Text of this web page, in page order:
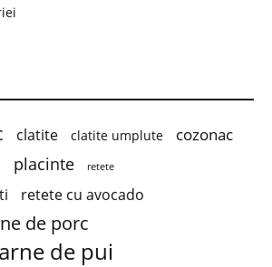
clatite clatite umplute
cozonac
placinte retete
retete cu avocado
de porc
de pui